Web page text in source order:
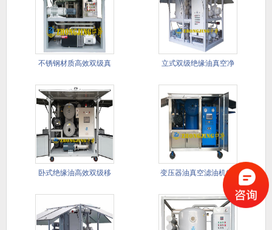
不锈钢材质高效双级真 立式双级绝缘油真空净
卧式绝缘油高效双级移 变压器油真空滤油机(带